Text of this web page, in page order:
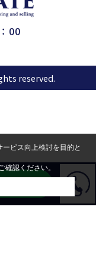
00
reserved.
お問合せ
ビス向上検討を目的と
確認ください。